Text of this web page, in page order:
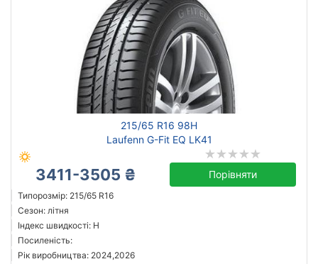
215/65 R16 98H
Laufenn G-Fit EQ LK41
3411-3505 ₴ Порівняти
Типорозмір: 215/65 R16
Сезон: літня
Індекс швидкості: H
Посиленість:
Рік виробництва: 2024,2026